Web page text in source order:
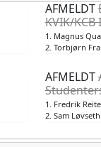
AFMELDT
KVIK/KCB I
1. Magnus
2. Torbjørn
AFMELDT
1. Fredrik
2. Sam